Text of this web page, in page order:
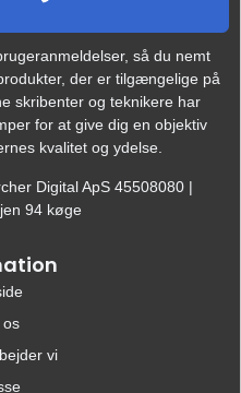
så du nemt
der er tilgængelige på
skribenter og teknikere har
for at give dig en objektiv
kvalitet og ydelse.
Digital ApS 45508080 |
94 køge
os
vi